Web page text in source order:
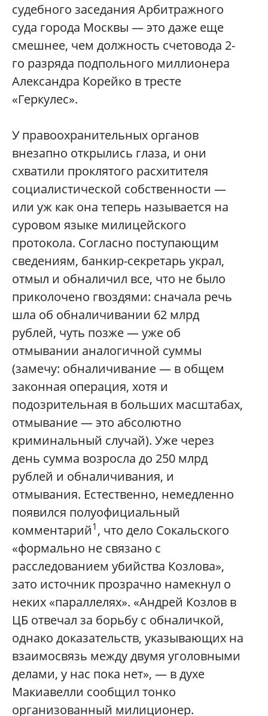
судебного заседания Арбитражного
суда города Москвы — это даже еще
смешнее, чем должность счетовода 2-
го разряда подпольного миллионера
Александра Корейко в тресте
«Геркулес».
У правоохранительных органов
внезапно открылись глаза, и они
схватили проклятого расхитителя
социалистической собственности —
или уж как она теперь называется на
суровом языке милицейского
протокола. Согласно поступающим
сведениям, банкир-секретарь украл,
отмыл и обналичил все, что не было
приколочено гвоздями: сначала речь
шла об обналичивании 62 млрд
рублей, чуть позже — уже об
отмывании аналогичной суммы
(замечу: обналичивание — в общем
законная операция, хотя и
подозрительная в больших масштабах,
отмывание — это абсолютно
криминальный случай). Уже через
день сумма возросла до 250 млрд
рублей и обналичивания, и
отмывания. Естественно, немедленно
появился полуофициальный
комментарий1 , что дело Сокальского
«формально не связано с
расследованием убийства Козлова»,
зато источник прозрачно намекнул о
неких «параллелях». «Андрей Козлов в
ЦБ отвечал за борьбу с обналичкой,
однако доказательств, указывающих на
взаимосвязь между двумя уголовными
делами, у нас пока нет», — в духе
Макиавелли сообщил тонко
организованный милиционер.